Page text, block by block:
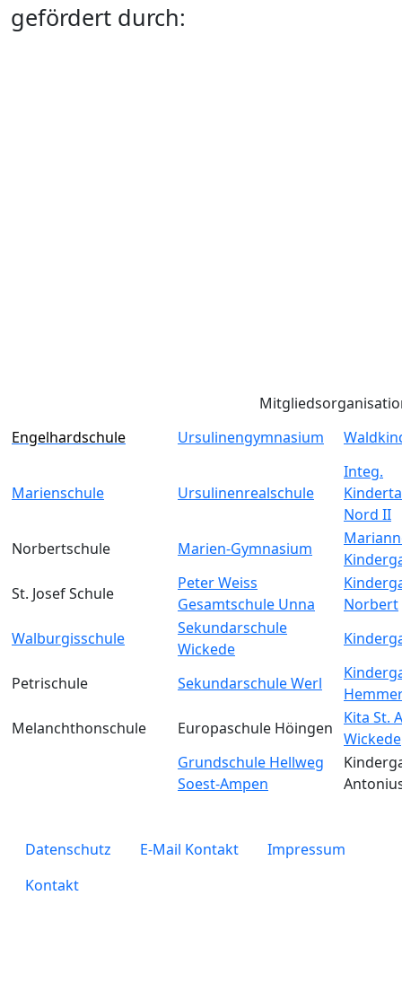
gefördert durch:
Engelhardschule
Ursulinengymnasium
Marienschule Ursulinenrealschule
Integ.
Nord II
Norbertschule
Marien-Gymnasium
St. Josef Schule
Peter Weiss
Gesamtschule Unna
Norbert
Walburgisschule
Sekundarschule
Wickede
Petrischule Sekundarschule Werl
Melanchthonschule
Europaschule Höingen
Kita St.
Wickede
Grundschule Hellweg
Soest-Ampen
legals
Datenschutz E-Mail Kontakt
Impressum
Kontakt